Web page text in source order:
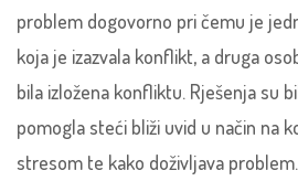
problem dogovorno pri čemu je
koja je izazvala konflikt, a druga
bila izložena konfliktu. Rješenja su
pomogla steći bliži uvid u način na
stresom te kako doživljava problem.